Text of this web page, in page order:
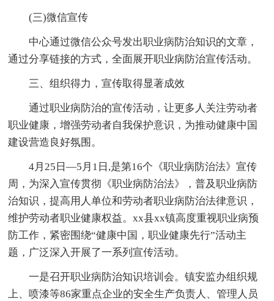
(三)微信宣传
中心通过微信公众号发出职业病防治知识的文章，
通过分享链接的方式，全面展开职业病防治宣传活动。
三、组织得力，宣传取得显著成效
通过职业病防治的宣传活动，让更多人关注劳动者
职业健康，增强劳动者自我保护意识，为推动健康中国
建设营造良好氛围。
4月25日—5月1日,是第16个《职业病防治法》宣传
周，为深入宣传贯彻《职业病防治法》，普及职业病防
治知识，提高用人单位和劳动者职业病防治法律意识，
维护劳动者职业健康权益。xx县xx镇高度重视职业病预
防工作，紧密围绕“健康中国，职业健康先行”活动主
题，广泛深入开展了一系列宣传活动。
一是召开职业病防治知识培训会。镇安监办组织规
上、喷漆等86家重点企业的安全生产负责人、管理人员